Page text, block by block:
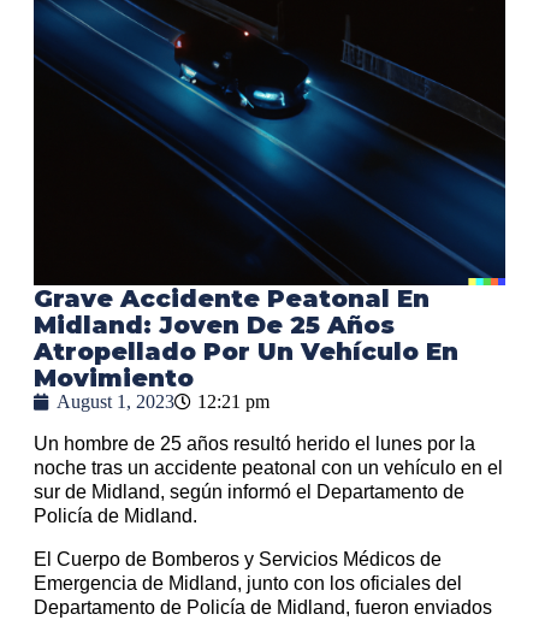
Grave Accidente Peatonal En
Midland: Joven De 25 Años
Atropellado Por Un Vehículo En
Movimiento
August 1, 2023 12:21 pm
Un hombre de 25 años resultó herido el lunes por la
noche tras un accidente peatonal con un vehículo en el
sur de Midland, según informó el Departamento de
Policía de Midland.
El Cuerpo de Bomberos y Servicios Médicos de
Emergencia de Midland, junto con los oficiales del
Departamento de Policía de Midland, fueron enviados